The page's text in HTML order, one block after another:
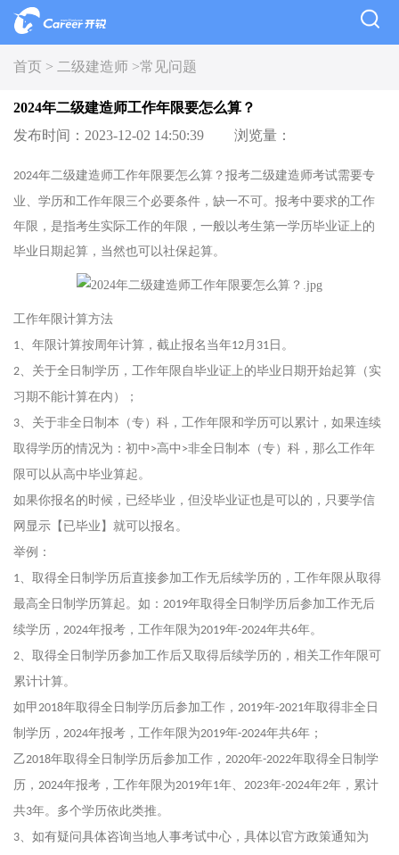
首页 > 二级建造师 >常见问题
2024年二级建造师工作年限要怎么算？
发布时间：2023-12-02 14:50:39
浏览量：
2024年二级建造师工作年限要怎么算？报考二级建造师考试需要专
业、学历和工作年限三个必要条件，缺一不可。报考中要求的工作
年限，是指考生实际工作的年限，一般以考生第一学历毕业证上的
毕业日期起算，当然也可以社保起算。
工作年限计算方法
1、年限计算按周年计算，截止报名当年12月 31 日。
2、关于全日制学历，工作年限自毕业证上的毕业日期开始起算（实
习期不能计算在内）；
3、关于非全日制本（专）科，工作年限和学历可以累计，如果连续
取得学历的情况为：初中 >高中 >非全日制本（专）科，那么工作年
限可以从高中毕业算起。
如果你报名的时候，已经毕业，但没毕业证也是可以的，只要学信
网显示【已毕业】就可以报名。
举例：
1、取得全日制学历后直接参加工作无后续学历的，工作年限从取得
最高全日制学历算起。如： 2019年取得全日制学历后参加工作无后
续学历， 2024年报考，工作年限为2019年-2024年共6年。
2、取得全日制学历参加工作后又取得后续学历的，相关工作年限可
累计计算。
如甲2018年取得全日制学历后参加工作， 2019年-2021年取得非全日
制学历， 2024年报考，工作年限为2019年-2024年共6年；
乙2018年取得全日制学历后参加工作， 2020年-2022年取得全日制学
历， 2024年报考，工作年限为2019年1年、 2023年-2024年2年，累计
共3年。多个学历依此类推。
3、 如有疑问具体咨询当地人事考试中心，具体以官方政策通知为